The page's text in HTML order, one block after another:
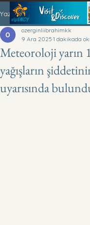
Yazı
Meteoroloji yarın
yağışların
uyarısında
ozerginliibrahimkk
9 Ara 2025 1 dakikada